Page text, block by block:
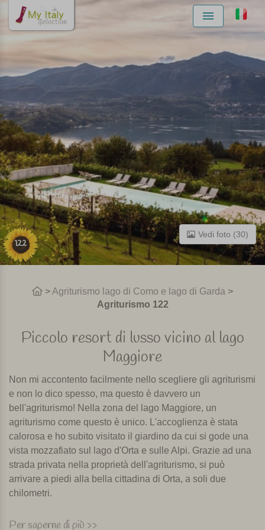
Menu
122
Vedi foto (30)
>Agriturismo lago di Como e lago di Garda >
Agriturismo 122
Piccolo resort di lusso vicino al lago
Maggiore
Non mi accontento facilmente nello scegliere gli agriturismi
e non lo dico spesso, ma questo è davvero un
bell'agriturismo! Nella zona del lago Maggiore, un
agriturismo come questo è unico. L'accoglienza è stata
calorosa e ho subito visitato il giardino da cui si gode una
vista mozzafiato sul lago d'Orta e sulle Alpi. Grazie ad una
strada privata nella proprietà dell'agriturismo, si può
arrivare a piedi alla bella cittadina di Orta, a soli due
chilometri.
L'agriturismo è di due fratelli che hanno lasciato il segno in
Per saperne di più >>